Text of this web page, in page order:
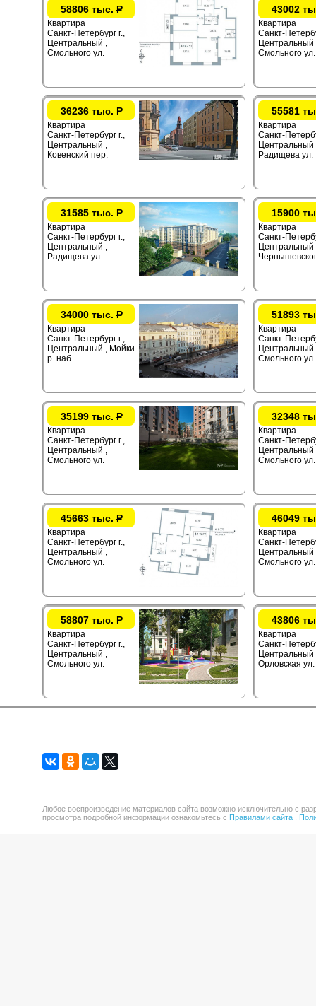
58806 тыс.Р
Квартира
Санкт-Петербург г.,
Центральный ,
Смольного ул.
43002
Квартира
Санкт-
Центральный
Смольного ул.
36236 тыс.Р
Квартира
Санкт-Петербург г.,
Центральный ,
Ковенский пер.
55581
Квартира
Санкт-
Центральный
Радищева ул.
31585 тыс.Р
Квартира
Санкт-Петербург г.,
Центральный ,
Радищева ул.
15900
Квартира
Санкт-
Центральный
34000 тыс.Р
Квартира
Санкт-Петербург г.,
Центральный , Мойки
р. наб.
51893
Квартира
Санкт-
Центральный
Смольного ул.
35199 тыс.Р
Квартира
Санкт-Петербург г.,
Центральный ,
Смольного ул.
32348
Квартира
Санкт-
Центральный
Смольного ул.
45663 тыс.Р
Квартира
Санкт-Петербург г.,
Центральный ,
Смольного ул.
46049
Квартира
Санкт-
Центральный
Смольного ул.
58807 тыс.Р
Квартира
Санкт-Петербург г.,
Центральный ,
Смольного ул.
43806
Квартира
Санкт-
Центральный
Орловская ул.
Любое воспроизведение материалов сайта возможно исключительно с
просмотра подробной информации ознакомьтесь с Правилами сайта .